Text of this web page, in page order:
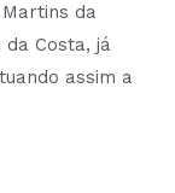
da
da Costa, já
assim a